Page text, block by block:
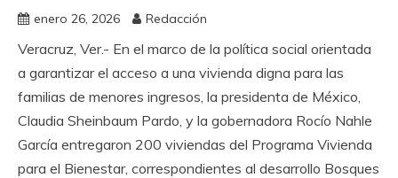
enero 26, 2026 Redacción
Veracruz, Ver.- En el marco de la política social orientada
a garantizar el acceso a una vivienda digna para las
familias de menores ingresos, la presidenta de México,
Claudia Sheinbaum Pardo, y la gobernadora Rocío Nahle
García entregaron 200 viviendas del Programa Vivienda
para el Bienestar, correspondientes al desarrollo Bosques